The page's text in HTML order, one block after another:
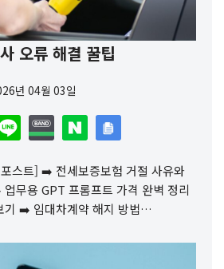
오류 해결 꿀팁
년 04월 03일
스트] ➡️ 전세보증보험 거절 사유와
무용 GPT 프롬프트 가격 완벽 정리
기 ➡️ 임대차계약 해지 방법…